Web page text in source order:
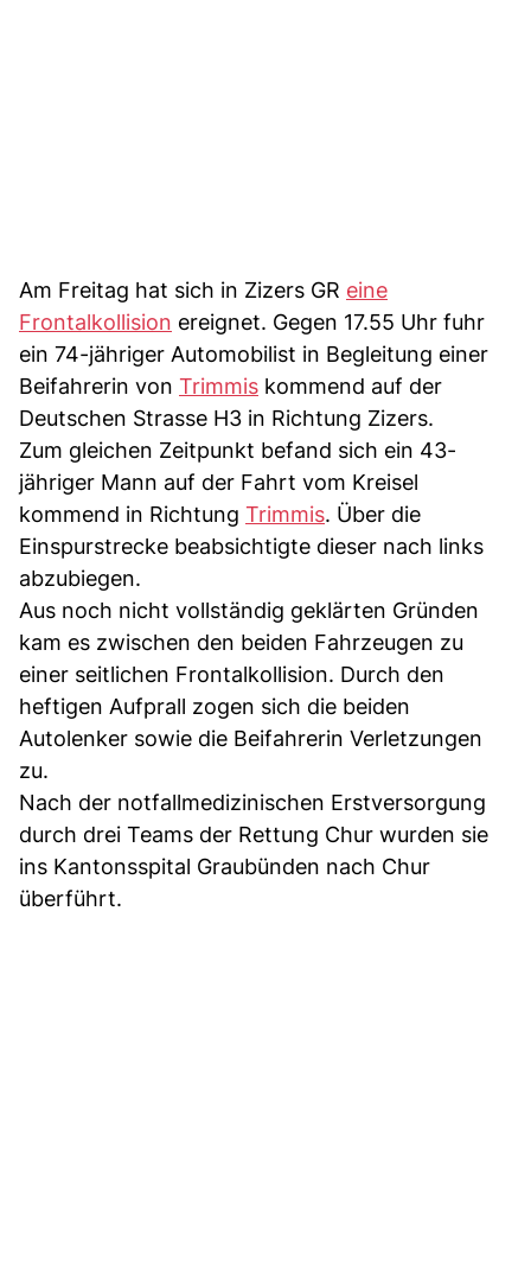
Am Freitag hat sich in Zizers GR eine
Frontalkollision ereignet. Gegen 17.55 Uhr fuhr
ein 74-jähriger Automobilist in Begleitung einer
Beifahrerin von Trimmis kommend auf der
Deutschen Strasse H3 in Richtung Zizers.
Zum gleichen Zeitpunkt befand sich ein 43-
jähriger Mann auf der Fahrt vom Kreisel
kommend in Richtung Trimmis. Über die
Einspurstrecke beabsichtigte dieser nach links
abzubiegen.
Aus noch nicht vollständig geklärten Gründen
kam es zwischen den beiden Fahrzeugen zu
einer seitlichen Frontalkollision. Durch den
heftigen Aufprall zogen sich die beiden
Autolenker sowie die Beifahrerin Verletzungen
zu.
Nach der notfallmedizinischen Erstversorgung
durch drei Teams der Rettung Chur wurden sie
ins Kantonsspital Graubünden nach Chur
überführt.